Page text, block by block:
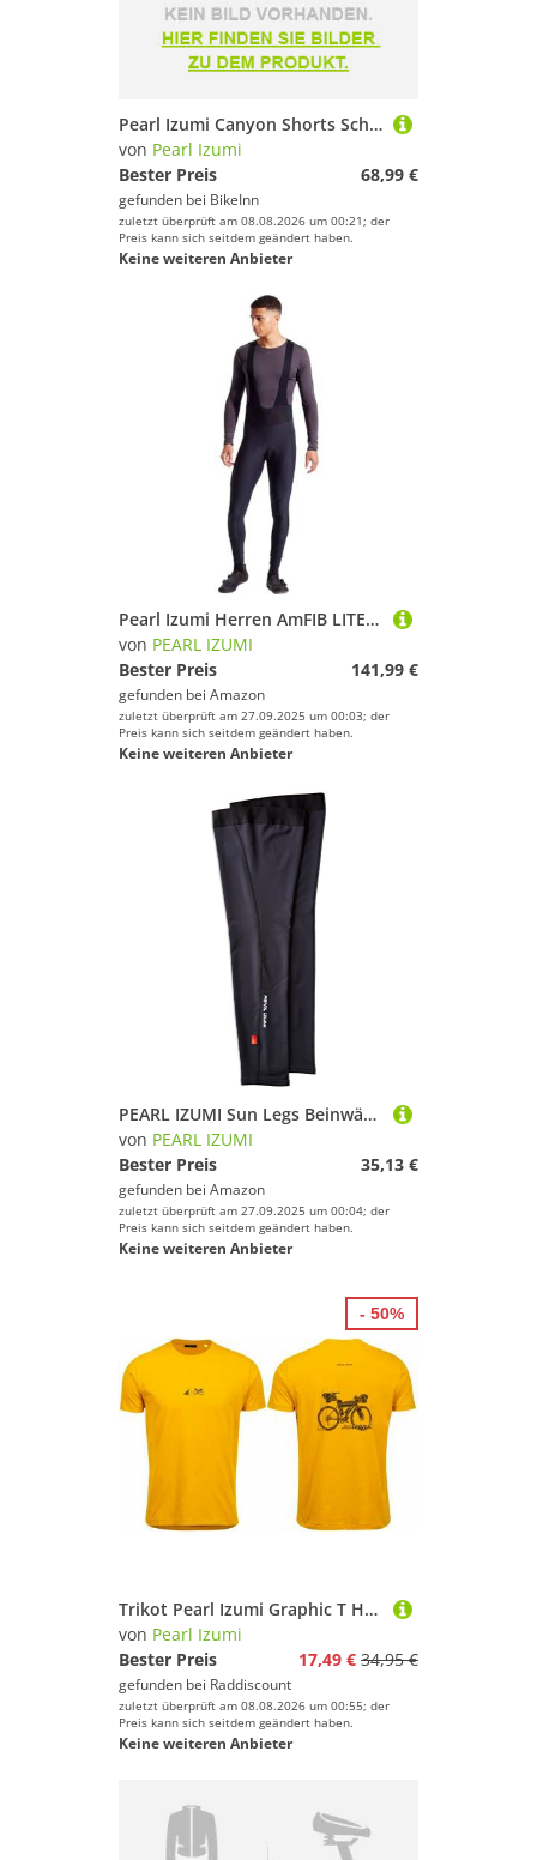
Pearl Izumi Canyon Shorts Schwarz 36 Frau
von Pearl Izumi
Bester Preis
68,99 €
gefunden bei BikeInn
zuletzt überprüft am 08.08.2026 um 00:21; der
Preis kann sich seitdem geändert haben.
Keine weiteren Anbieter
Pearl Izumi Herren AmFIB LITE Cycling Bib lang, Black, L
von PEARL IZUMI
Bester Preis
141,99 €
gefunden bei Amazon
zuletzt überprüft am 27.09.2025 um 00:03; der
Preis kann sich seitdem geändert haben.
Keine weiteren Anbieter
PEARL IZUMI Sun Legs Beinwärmer, Schwarz, L
von PEARL IZUMI
Bester Preis
35,13 €
gefunden bei Amazon
zuletzt überprüft am 27.09.2025 um 00:04; der
Preis kann sich seitdem geändert haben.
Keine weiteren Anbieter
Trikot Pearl Izumi Graphic T Herren XXL - Gelb
von Pearl Izumi
Bester Preis
17,49 € 34,95 €
gefunden bei Raddiscount
zuletzt überprüft am 08.08.2026 um 00:55; der
Preis kann sich seitdem geändert haben.
Keine weiteren Anbieter
- 50%